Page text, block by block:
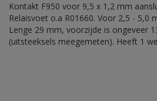
Kontakt F950 voor 9,5 x 1,2 mm
Relaisvoet o.a R01660. Voor 2,5 - 5,0
Lenge 29 mm, voorzijde is ongeveer
(uitsteeksels meegemeten). Heeft 1